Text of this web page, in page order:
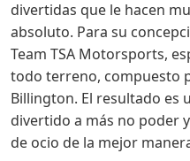
divertidas que le hacen
absoluto. Para su
Team TSA Motorsports,
todo terreno, compuesto
Billington. El resultado es
divertido a más no poder
de ocio de la mejor